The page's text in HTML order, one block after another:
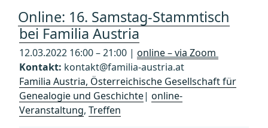
Online: 16. Samstag-Stammtisch
bei Familia Austria
12.03.2022 16:00 – 21:00 | online – via Zoom
Kontakt: kontakt@familia-austria.at
Familia Austria, Österreichische Gesellschaft für
Genealogie und Geschichte| online-
Veranstaltung, Treffen